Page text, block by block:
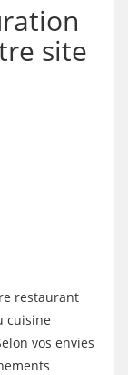
site
restaurant
cuisine
vos envies